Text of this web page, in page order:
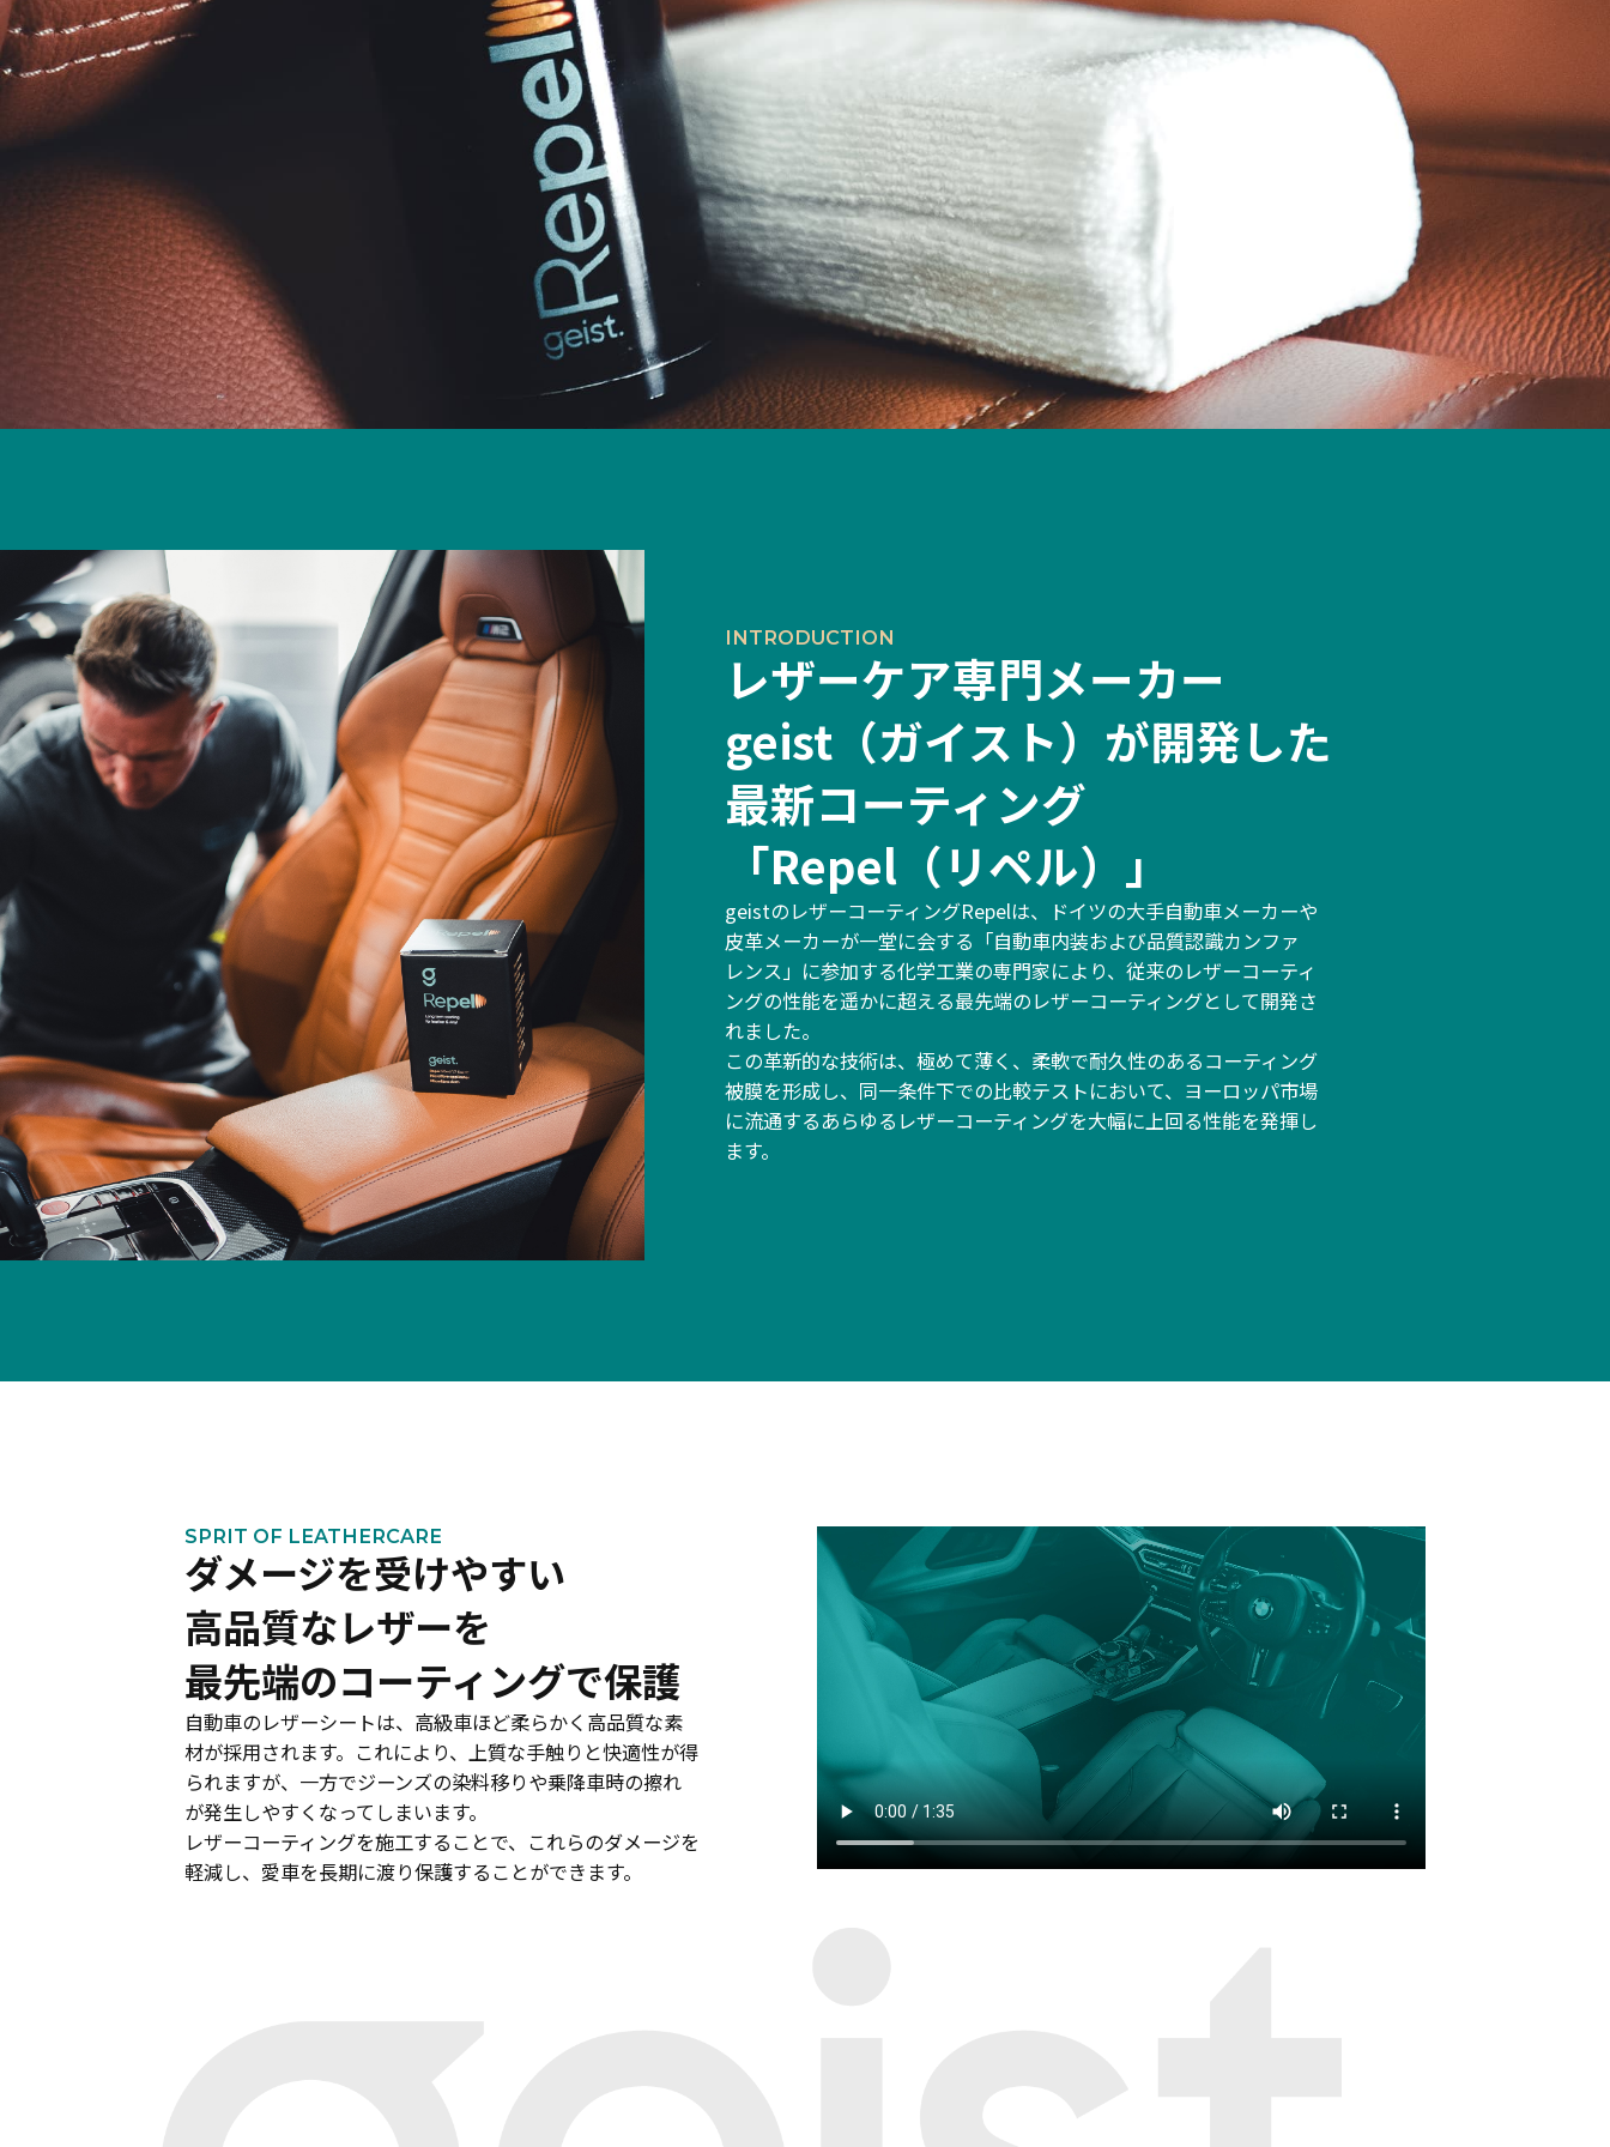
INTRODUCTION
レザーケア専門メーカー
geist（ガイスト）が開発した
最新コーティング
「Repel（リペル）」
geistのレザーコーティングRepelは、ドイツの大手自動車メーカーや
皮革メーカーが一堂に会する「自動車内装および品質認識カンファ
レンス」に参加する化学工業の専門家により、従来のレザーコーティ
ングの性能を遥かに超える最先端のレザーコーティングとして開発さ
れました。
この革新的な技術は、極めて薄く、柔軟で耐久性のあるコーティング
被膜を形成し、同一条件下での比較テストにおいて、ヨーロッパ市場
に流通するあらゆるレザーコーティングを大幅に上回る性能を発揮し
ます。
SPRIT OF LEATHERCARE
ダメージを受けやすい
高品質なレザーを
最先端のコーティングで保護
自動車のレザーシートは、高級車ほど柔らかく高品質な素
材が採用されます。これにより、上質な手触りと快適性が得
られますが、一方でジーンズの染料移りや乗降車時の擦れ
が発生しやすくなってしまいます。
レザーコーティングを施工することで、これらのダメージを
軽減し、愛車を長期に渡り保護することができます。